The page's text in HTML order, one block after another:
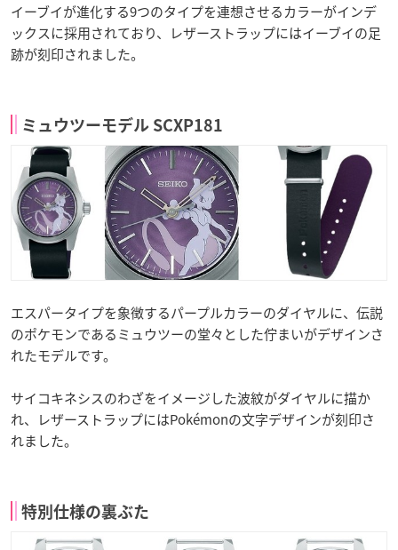
イーブイが進化する9つのタイプを連想させるカラーがインデ
ックスに採用されており、レザーストラップにはイーブイの足
跡が刻印されました。
ミュウツーモデル SCXP181
エスパータイプを象徴するパープルカラーのダイヤルに、伝説
のポケモンであるミュウツーの堂々とした佇まいがデザインさ
れたモデルです。
サイコキネシスのわざをイメージした波紋がダイヤルに描か
れ、レザーストラップにはPokémonの文字デザインが刻印さ
れました。
特別仕様の裏ぶた